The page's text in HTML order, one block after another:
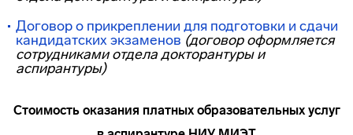
Договор о прикреплении для подготовки и сдачи
кандидатских экзаменов (договор оформляется
сотрудниками отдела докторантуры и
аспирантуры)
Стоимость оказания платных образовательных услуг